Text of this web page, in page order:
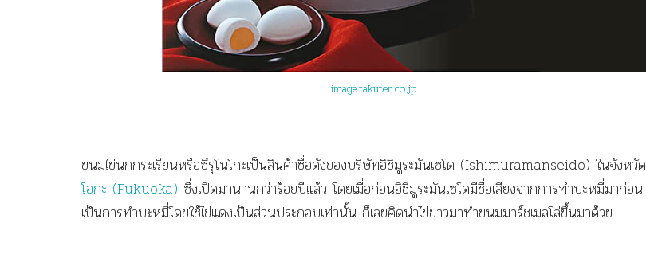
image.rakuten.co.jp
ขนมไข่นกกระเรียนหรือซึรุโนโกะเป็นสินค้าชื่อดังของบริษัทอิชิมูระมันเซโด (Ishimuramanseido) ในจังหวัด
โอกะ (Fukuoka) ซึ่งเปิดมานานกว่าร้อยปีแล้ว โดยเมื่อก่อนอิชิมูระมันเซโดมีชื่อเสียงจากการทำบะหมี่มาก่อน
เป็นการทำบะหมี่โดยใช้ไข่แดงเป็นส่วนประกอบเท่านั้น ก็เลยคิดนำไข่ขาวมาทำขนมมาร์ชเมลโล่ขึ้นมาด้วย